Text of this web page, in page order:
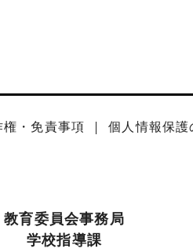
権・免責事項 個人情報保護
教育委員会事務局
学校指導課